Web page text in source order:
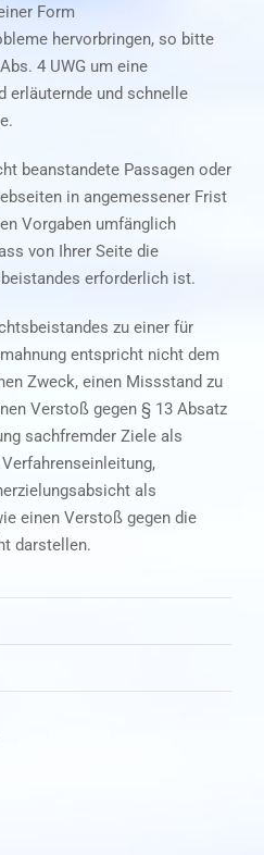
Form
hervorbringen, so bitte
4 UWG um eine
erläuternde und schnelle
beanstandete Passagen oder
in angemessener Frist
Vorgaben umfänglich
von Ihrer Seite die
erforderlich ist.
zu einer für
entspricht nicht dem
Zweck, einen Missstand zu
Verstoß gegen § 13 Absatz
sachfremder Ziele als
als
einen Verstoß gegen die
darstellen.